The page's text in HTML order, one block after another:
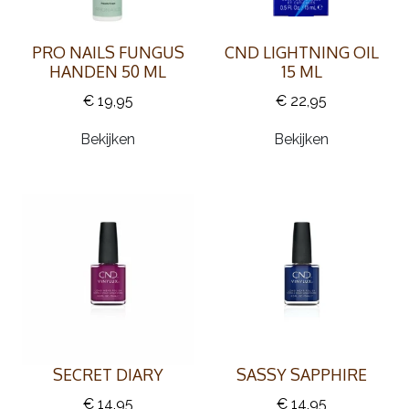
PRO NAILS FUNGUS
HANDEN 50 ML
€ 19,95
Bekijken
CND LIGHTNING OIL
15 ML
€ 22,95
Bekijken
SECRET DIARY
€ 14,95
SASSY SAPPHIRE
€ 14,95